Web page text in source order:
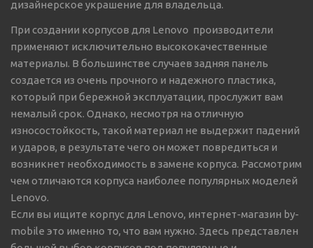
дизайнерское украшение для владельца.
При создании корпусов для Lenovo производители
применяют исключительно высококачественные
материалы. В большинстве случаев задняя панель
создается из очень прочного и надежного пластика,
который при бережной эксплуатации, прослужит вам
немалый срок. Однако, несмотря на отличную
износостойкость, такой материал не выдержит падений
и ударов, в результате чего он может повредиться и
возникнет необходимость в замене корпуса. Рассмотрим
чем отличаются корпуса наиболее популярных моделей
Lenovo.
Если вы ищите корпус для Lenovo, интернет-магазин by-
mobile это именно то, что вам нужно. Здесь представлен